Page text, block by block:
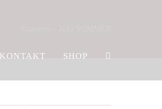
KONTAKT SHOP